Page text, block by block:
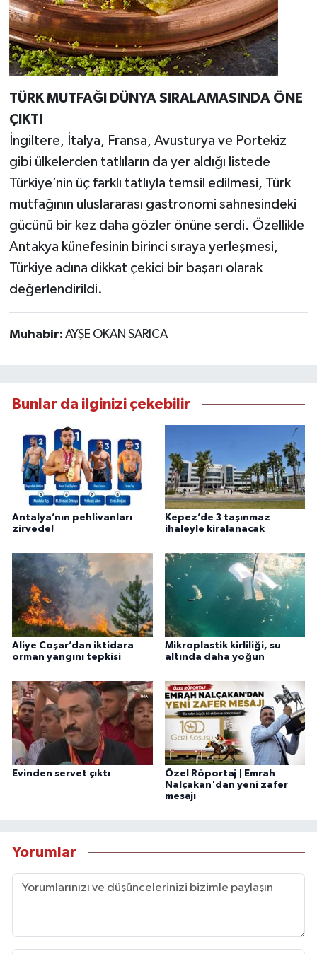
TÜRK MUTFAĞI DÜNYA SIRALAMASINDA ÖNE
ÇIKTI
İngiltere, İtalya, Fransa, Avusturya ve Portekiz
gibi ülkelerden tatlıların da yer aldığı listede
Türkiye’nin üç farklı tatlıyla temsil edilmesi, Türk
mutfağının uluslararası gastronomi sahnesindeki
gücünü bir kez daha gözler önüne serdi. Özellikle
Antakya künefesinin birinci sıraya yerleşmesi,
Türkiye adına dikkat çekici bir başarı olarak
değerlendirildi.
Muhabir: AYŞE OKAN SARICA
Bunlar da ilginizi çekebilir
Antalya’nın pehlivanları
zirvede!
Kepez’de 3 taşınmaz
ihaleyle kiralanacak
Aliye Coşar’dan iktidara
orman yangını tepkisi
Mikroplastik kirliliği, su
altında daha yoğun
Evinden servet çıktı
Özel Röportaj | Emrah
Nalçakan'dan yeni zafer
mesajı
Yorumlar